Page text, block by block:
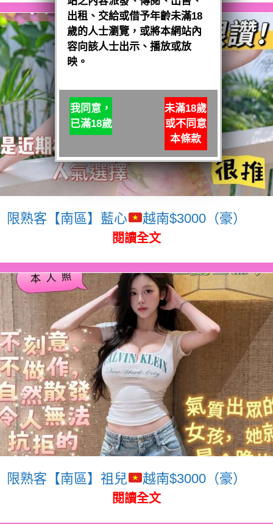
限熟客【南區】藍心 越南$3000（豪）
閱讀全文
限熟客【南區】祖兒 越南$3000（豪）
閱讀全文
出租、交給或借予年齡未滿18
歲的人士瀏覽，或將本網站內
容向該人士出示、播放或放
映。
我同意，
已滿18歲
未滿18歲
或不同意
本條款